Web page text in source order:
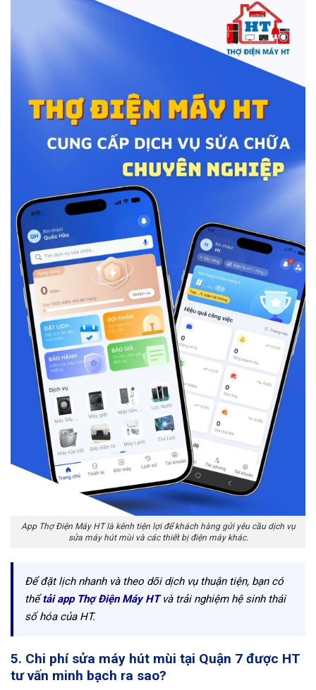
App Thợ Điện Máy HT là kênh tiện lợi để khách hàng gửi yêu cầu dịch vụ
sửa máy hút mùi và các thiết bị điện máy khác.
Để đặt lịch nhanh và theo dõi dịch vụ thuận tiện, bạn có
thểtải app Thợ Điện Máy HTvà trải nghiệm hệ sinh thái
số hóa của HT.
5. Chi phí sửa máy hút mùi tại Quận 7 được HT
tư vấn minh bạch ra sao?